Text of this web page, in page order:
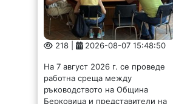
218 | 2026-08-07 15:48:50
На 7 август 2026 г. се проведе
работна среща между
Берковица и представители на
местния туристически бизнес. Тя
бе по инициатива на кмета на
община Берковица Радослав